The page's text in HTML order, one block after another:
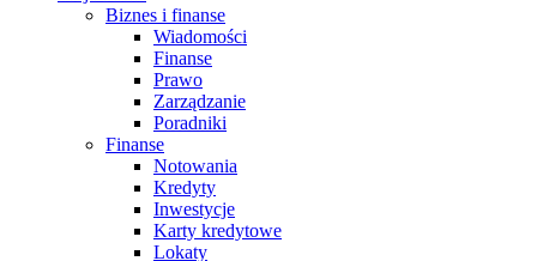
Biznes i finanse
Wiadomości
Finanse
Prawo
Zarządzanie
Poradniki
Finanse
Notowania
Kredyty
Inwestycje
Karty kredytowe
Lokaty